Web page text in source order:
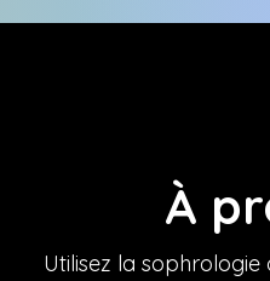
À
Utilisez la